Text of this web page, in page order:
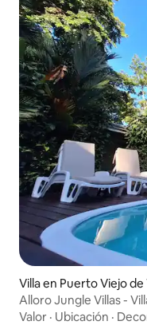
Villa en Puerto Viejo de
Alloro Jungle Villas -
Valor · Ubicación ·